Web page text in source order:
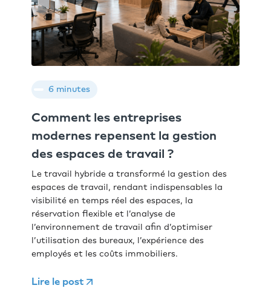
6 minutes
Comment les entreprises
modernes repensent la gestion
des espaces de travail ?
Le travail hybride a transformé la gestion des
espaces de travail, rendant indispensables la
visibilité en temps réel des espaces, la
réservation flexible et l’analyse de
l’environnement de travail afin d’optimiser
l’utilisation des bureaux, l’expérience des
employés et les coûts immobiliers.
Lire le post